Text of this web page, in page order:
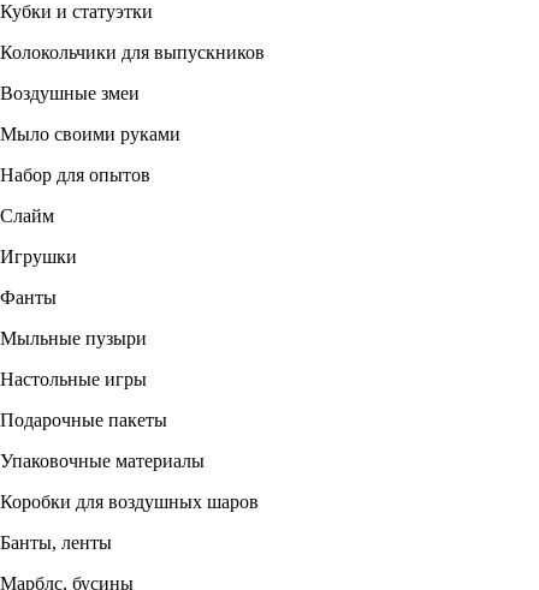
Кубки и статуэтки
Колокольчики для выпускников
Воздушные змеи
Мыло своими руками
Набор для опытов
Слайм
Игрушки
Фанты
Мыльные пузыри
Настольные игры
Подарочные пакеты
Упаковочные материалы
Коробки для воздушных шаров
Банты, ленты
Марблс, бусины